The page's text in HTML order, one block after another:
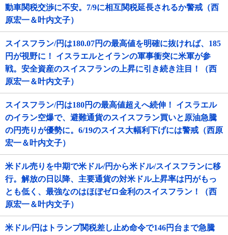
動車関税交渉に不安。7/9に相互関税延長されるか警戒（西
原宏一＆叶内文子）
スイスフラン/円は180.07円の最高値を明確に抜ければ、185
円が視野に！ イスラエルとイランの軍事衝突に米軍が参
戦。安全資産のスイスフランの上昇に引き続き注目！（西
原宏一＆叶内文子）
スイスフラン/円は180円の最高値超えへ続伸！ イスラエル
のイラン空爆で、避難通貨のスイスフラン買いと原油急騰
の円売りが優勢に。6/19のスイス大幅利下げには警戒（西原
宏一＆叶内文子）
米ドル売りを中期で米ドル/円から米ドル/スイスフランに移
行。解放の日以降、主要通貨の対米ドル上昇率は円がもっ
とも低く、最強なのはほぼゼロ金利のスイスフラン！（西
原宏一＆叶内文子）
米ドル/円はトランプ関税差し止め命令で146円台まで急騰